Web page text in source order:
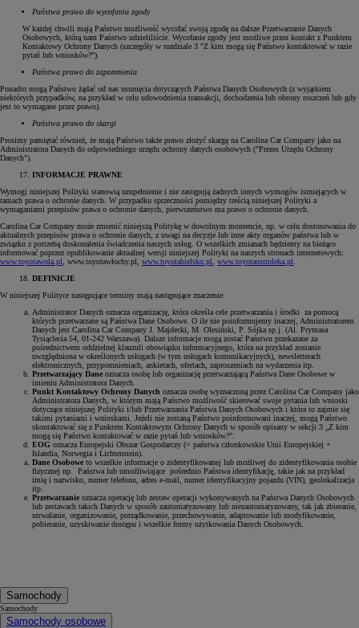
Państwa prawo do wycofania zgody
W każdej chwili mają Państwo możliwość wycofać swoją zgodę na dalsze Przetwarzanie Danych
Osobowych, którą nam Państwo udzieliliście. Wycofanie zgody jest możliwe przez kontakt z Punktem
Kontaktowy Ochrony Danych (szczegóły w rozdziale 3 "Z kim mogą się Państwo kontaktować w razie
pytań lub wniosków?").
Państwa prawo do zapomnienia
Ponadto mogą Państwo żądać od nas usunięcia dotyczących Państwa Danych Osobowych (z wyjątkiem
niektórych przypadków, na przykład w celu udowodnienia transakcji, dochodzenia lub obrony roszczeń lub gdy
jest to wymagane przez prawo).
Państwa prawo do skargi
Prosimy pamiętać również, że mają Państwo także prawo złożyć skargę na Carolina Car Company jako na
Administratora Danych do odpowiedniego urzędu ochrony danych osobowych ("Prezes Urzędu Ochrony
Danych").
INFORMACJE PRAWNE
Wymogi niniejszej Polityki stanowią uzupełnienie i nie zastępują żadnych innych wymogów istniejących w
ramach prawa o ochronie danych. W przypadku sprzeczności pomiędzy treścią niniejszej Polityki a
wymaganiami przepisów prawa o ochronie danych, pierwszeństwo ma prawo o ochronie danych.
Carolina Car Company może zmienić niniejszą Politykę w dowolnym momencie, np. w celu dostosowania do
aktualnych przepisów prawa o ochronie danych, z uwagi na decyzje lub inne akty organów państwa lub w
związku z potrzebą doskonalenia świadczenia naszych usług. O wszelkich zmianach będziemy na bieżąco
informować poprzez opublikowanie aktualnej wersji niniejszej Polityki na naszych stronach internetowych:
www.toyotawola.pl , www.toyotawłochy.pl, www.toyotabielsko.pl www.toyotaostroleka.pl
DEFINICJE
W niniejszej Polityce następujące terminy mają następujące znaczenie:
Administrator Danych oznacza organizację, która określa cele przetwarzania i środki za pomocą
których przetwarzane są Państwa Dane Osobowe. O ile nie poinformujemy inaczej, Administratorem
Danych jest Carolina Car Company J. Majdecki, M. Olesiński, P. Sójka sp.j. (Al. Prymasa
Tysiąclecia 54, 01-242 Warszawa). Dalsze informacje mogą zostać Państwu przekazane za
pośrednictwem oddzielnej klauzuli obowiązku informacyjnego, która na przykład zostanie
uwzględniona w określonych usługach (w tym usługach komunikacyjnych), newsletterach
elektronicznych, przypomnieniach, ankietach, ofertach, zaproszeniach na wydarzenia itp.
Przetwarzający Dane oznacza osobę lub organizację przetwarzającą Państwa Dane Osobowe w
imieniu Administratora Danych.
Punkt Kontaktowy Ochrony Danych oznacza osobę wyznaczoną przez Carolina Car Company jako
Administratora Danych, w którym mają Państwo możliwość skierować swoje pytania lub wnioski
dotyczące niniejszej Polityki i/lub Przetwarzania Państwa Danych Osobowych i która to zajmie się
takimi pytaniami i wnioskami. Jeżeli nie zostaną Państwo poinformowani inaczej, mogą Państwo
skontaktować się z Punktem Kontaktowym Ochrony Danych w sposób opisany w sekcji 3 „Z kim
mogą się Państwo kontaktować w razie pytań lub wniosków?”.
EOG oznacza Europejski Obszar Gospodarczy (= państwa członkowskie Unii Europejskiej +
Islandia, Norwegia i Lichtenstein).
Dane Osobowe to wszelkie informacje o zidentyfikowanej lub możliwej do zidentyfikowania osobie
fizycznej np. Państwa lub umożliwiające pośrednio Państwa identyfikację, takie jak na przykład
imię i nazwisko, numer telefonu, adres e-mail, numer identyfikacyjny pojazdu (VIN), geolokalizacja
itp.
Przetwarzanie oznacza operację lub zestaw operacji wykonywanych na Państwa Danych Osobowych
lub zestawach takich Danych w sposób zautomatyzowany lub niezautomatyzowany, tak jak zbieranie,
utrwalanie, organizowanie, porządkowanie, przechowywanie, adaptowanie lub modyfikowanie,
pobieranie, uzyskiwanie dostępu i wszelkie formy użytkowania Danych Osobowych.
Samochody
Samochody
Samochody osobowe